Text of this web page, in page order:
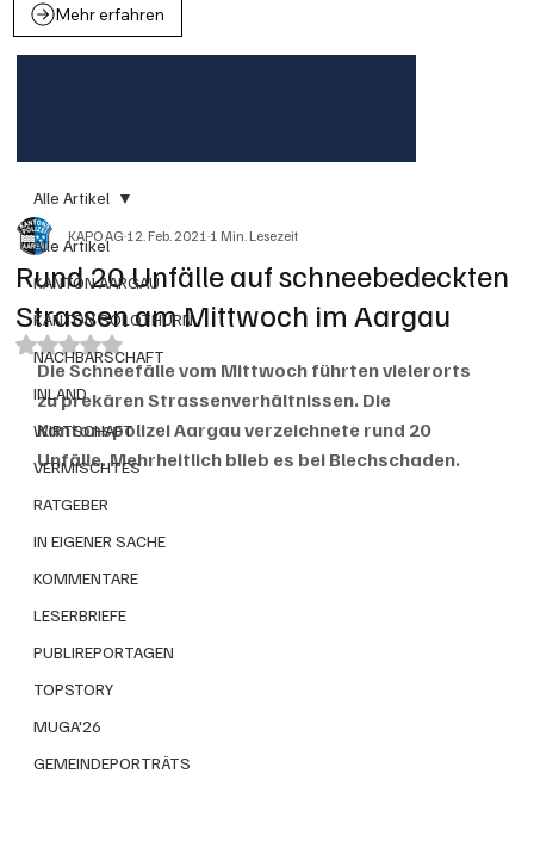
Mehr erfahren
Alle Artikel
KANTON AARGAU
KANTON SOLOTHURN
NACHBARSCHAFT
INLAND
WIRTSCHAFT
VERMISCHTES
RATGEBER
IN EIGENER SACHE
KOMMENTARE
LESERBRIEFE
PUBLIREPORTAGEN
TOPSTORY
MUGA'26
GEMEINDEPORTRÄTS
Alle Artikel
Rund 20 Unfälle auf schneebedeckten
Strassen am Mittwoch im Aargau
KAPO AG12. Feb. 20211 Min. Lesezeit
Mit NaN von 5 Sternen bewertet.
Die Schneefälle vom Mittwoch führten vielerorts
zu prekären Strassenverhältnissen. Die
Kantonspolizei Aargau verzeichnete rund 20
Unfälle. Mehrheitlich blieb es bei Blechschaden.